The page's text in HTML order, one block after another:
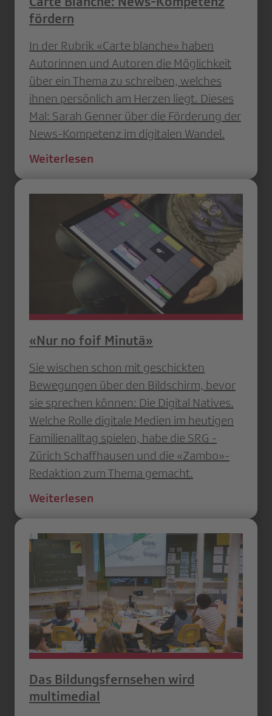
fördern
In der Rubrik «Carte blanche» haben
Autorinnen und Autoren die Möglichkeit
über ein Thema zu schreiben, welches
ihnen persönlich am Herzen liegt. Dieses
Mal: Sarah Genner über die Förderung der
News-Kompetenz im digitalen Wandel.
Weiterlesen
«Nur no foif Minutä»
Sie wischen schon mit geschickten
Bewegungen über den Bildschirm, bevor
sie sprechen können: Die Digital Natives.
Welche Rolle digitale Medien im heutigen
Familienalltag spielen, habe die SRG ­
Zürich Schaffhausen und die «Zambo»-
Redaktion zum Thema gemacht.
Weiterlesen
Das Bildungsfernsehen wird
multimedial